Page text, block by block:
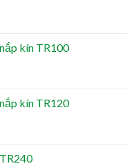
kín TR100
kín TR120